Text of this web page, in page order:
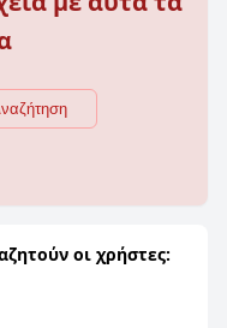
οι χρήστες: